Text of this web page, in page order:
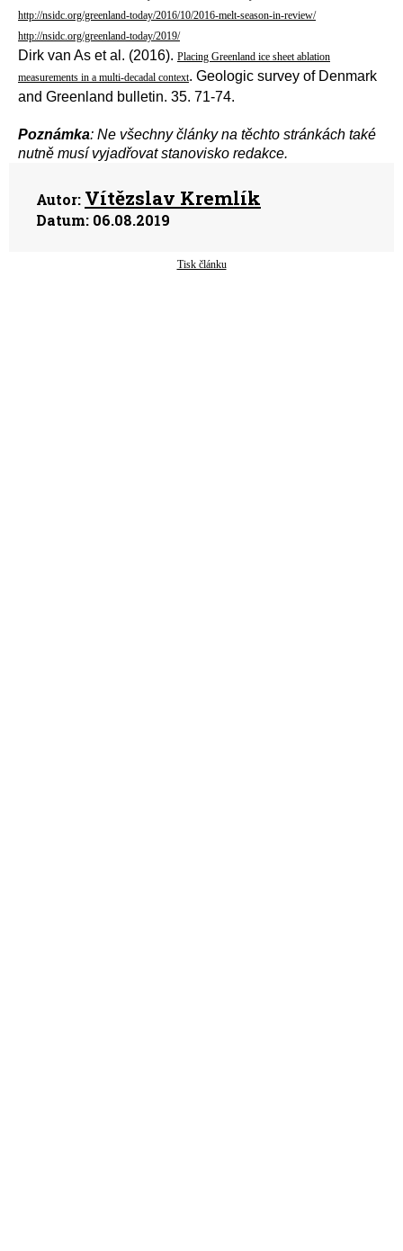
http://nsidc.org/greenland-today/2016/10/2016-melt-season-in-review/
http://nsidc.org/greenland-today/2019/
Dirk van As et al. (2016). Placing Greenland ice sheet ablation
measurements in a multi-decadal context. Geologic survey of Denmark
and Greenland bulletin. 35. 71-74.
Poznámka: Ne všechny články na těchto stránkách také
nutně musí vyjadřovat stanovisko redakce.
Autor: Vítězslav Kremlík
Datum: 06.08.2019
Tisk článku